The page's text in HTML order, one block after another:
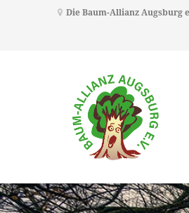
Die Baum-Allianz Augsburg